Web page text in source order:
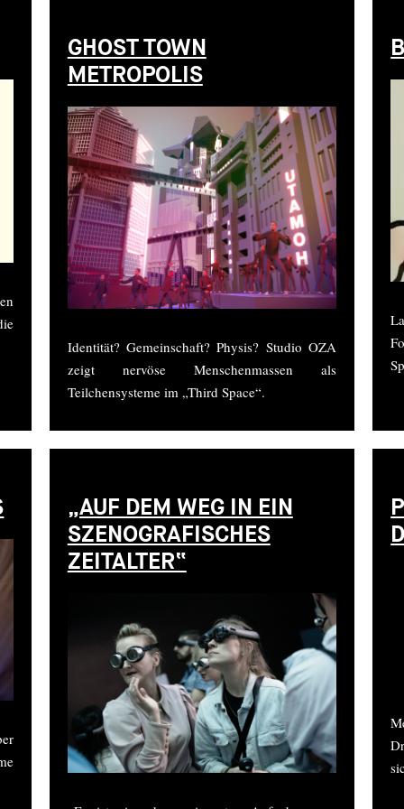
GHOST TOWN
METROPOLIS
Identität? Gemeinschaft? Physis? Studio OZA
zeigt nervöse Menschenmassen als
Teilchensysteme im „Third Space“.
„AUF DEM WEG IN EIN
SZENOGRAFISCHES
ZEITALTER“